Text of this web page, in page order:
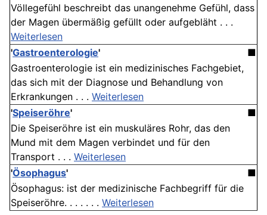
Völlegefühl beschreibt das unangenehme Gefühl, dass
der Magen übermäßig gefüllt oder aufgebläht . . .
Weiterlesen
'Gastroenterologie'
■
Gastroenterologie ist ein medizinisches Fachgebiet,
das sich mit der Diagnose und Behandlung von
Erkrankungen . . . Weiterlesen
'Speiseröhre'
■
Die Speiseröhre ist ein muskuläres Rohr, das den
Mund mit dem Magen verbindet und für den
Transport . . . Weiterlesen
'Ösophagus'
■
Ösophagus: ist der medizinische Fachbegriff für die
Speiseröhre. . . . . . . Weiterlesen